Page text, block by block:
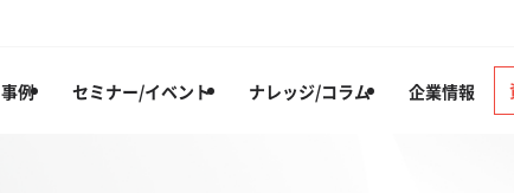
事例 セミナー/イベント ナレッジ/コラム 企業情報